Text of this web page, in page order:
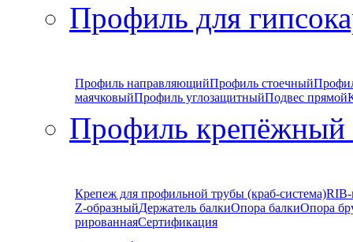
Профиль для
Профиль направляющийПрофиль стоечный
маячковыйПрофиль углозащитныйПодвес прямой
Профиль
Крепеж для профильной трубы (краб-система)
Z-образныйДержатель балкиОпора балкиОпора
рированнаяСертификация